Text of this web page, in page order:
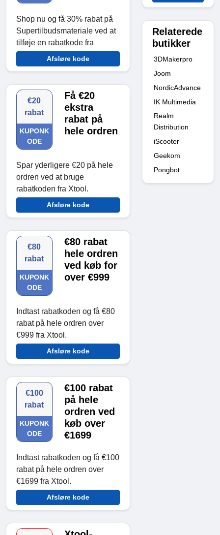
Shop nu og få 30% rabat på
Supertilbudsmateriale ved at
tilføje en rabatkode fra
Afsløre kode
€20
rabat
KUPONK
ODE
Få €20
ekstra
rabat på
hele ordren
Spar yderligere €20 på hele
ordren ved at bruge
rabatkoden fra Xtool.
Afsløre kode
€80
rabat
KUPONK
ODE
€80 rabat
hele ordren
ved køb for
over €999
Indtast rabatkoden og få €80
rabat på hele ordren over
€999 fra Xtool.
Afsløre kode
€100
rabat
KUPONK
ODE
€100 rabat
på hele
ordren ved
køb over
€1699
Indtast rabatkoden og få €100
rabat på hele ordren over
€1699 fra Xtool.
Afsløre kode
Relaterede
butikker
3DMakerpro
Joom
NordicAdvance
IK Multimedia
Realm
Distribution
iScooter
Geekom
Pongbot